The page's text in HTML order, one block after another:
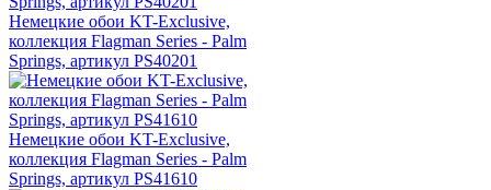
Немецкие обои KT-Exclusive,
коллекция Flagman Series - Palm
Springs, артикул PS40201
Немецкие обои KT-Exclusive,
коллекция Flagman Series - Palm
Springs, артикул PS41610